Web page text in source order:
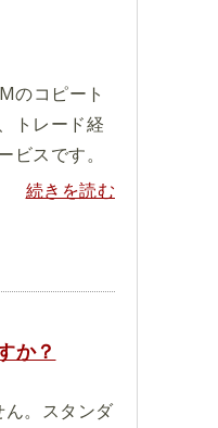
のコピート
トレード経
スです。
続きを読む
か？
。スタンダ